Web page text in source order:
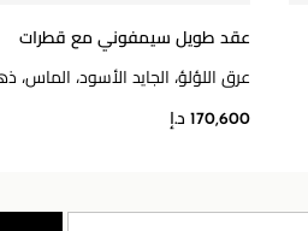
عقد طويل سيمفوني مع قطرات
عرق اللؤلؤ، الجايد الأسود، الماس،
170,600 د.إ